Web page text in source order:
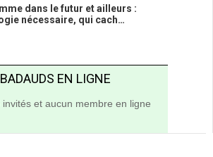
dans le futur et ailleurs :
nécessaire, qui cach…
BADAUDS EN LIGNE
invités et aucun membre en ligne